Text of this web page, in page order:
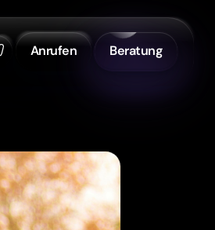
Anrufen Beratung